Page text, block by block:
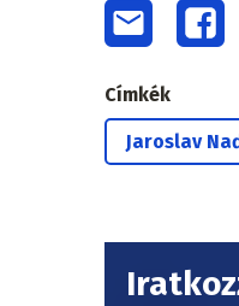
Címkék
Jaroslav